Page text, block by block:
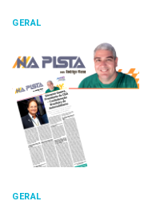
GERAL
GERAL